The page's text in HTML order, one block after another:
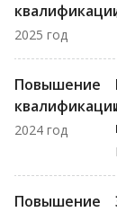
2025 год
Повышение
2024 год
Повышение